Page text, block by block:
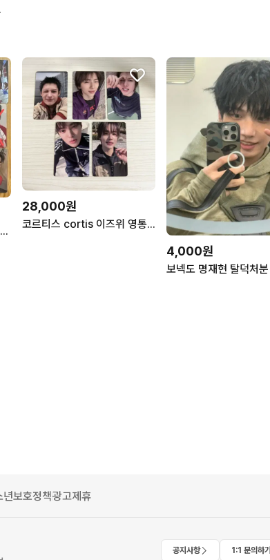
위버스
CORTIS 코르티스 2nd EP 그린그린 스페셜 럭드 위버스 뮤코 사웨 포카 판매
28,000원
코르티스 cortis 이즈위 영통 2차 특전 포카 분철 성현 주훈 마틴 제임스
4,000원
년보호정책광고제휴
공지사항 1:1 문의하기